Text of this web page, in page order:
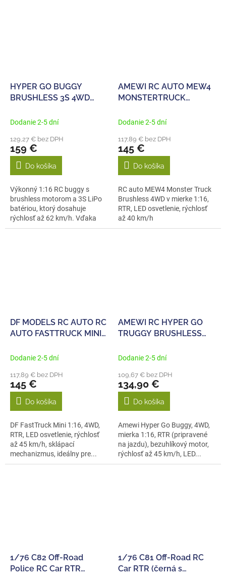
HYPER GO BUGGY
BRUSHLESS 3S 4WD
Dodanie 2-5 dní
129,27 € bez DPH
159 €
Do košíka
Výkonný 1:16 RC buggy s
brushless motorom a 3S LiPo
batériou, ktorý dosahuje
rýchlosť až 62 km/h. Vďaka
celokovovému...
AMEWI RC AUTO MEW4
MONSTERTRUCK
Dodanie 2-5 dní
117,89 € bez DPH
145 €
Do košíka
RC auto MEW4 Monster Truck
Brushless 4WD v mierke 1:16,
RTR, LED osvetlenie, rýchlosť
až 40 km/h
DF MODELS RC AUTO RC
AUTO FASTTRUCK MINI
Dodanie 2-5 dní
117,89 € bez DPH
145 €
Do košíka
DF FastTruck Mini 1:16, 4WD,
RTR, LED osvetlenie, rýchlosť
až 45 km/h, sklápací
mechanizmus, ideálny pre...
AMEWI RC HYPER GO
TRUGGY BRUSHLESS
ČIERNOČERVENÁ
Dodanie 2-5 dní
109,67 € bez DPH
134,90 €
Do košíka
Amewi Hyper Go Buggy, 4WD,
mierka 1:16, RTR (pripravené
na jazdu), bezuhlíkový motor,
rýchlosť až 45 km/h, LED...
1/76 C82 Off-Road
Police RC Car RTR
1/76 C81 Off-Road RC
Car RTR (černá s